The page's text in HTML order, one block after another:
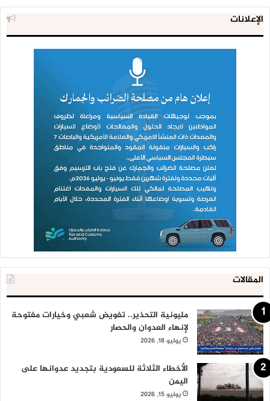
الإعلانات
المقالات
مليونية التحذير.. تفويض شعبي وخيارات مفتوحة
لإنهاء العدوان والحصار
يوليو 18, 2026
الأخطاء الثلاثة للسعودية بتجديد عدوانها على
اليمن
يوليو 15, 2026